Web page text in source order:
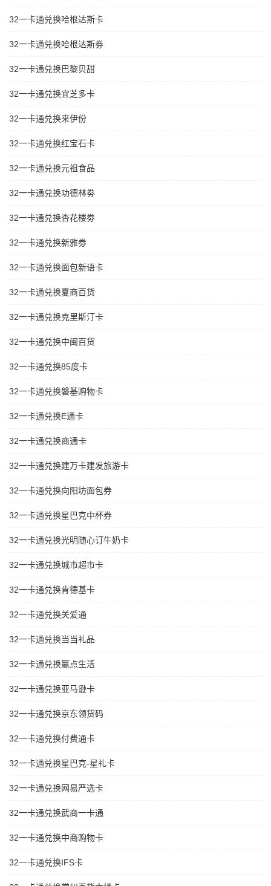
32一卡通兑换哈根达斯卡
32一卡通兑换哈根达斯劵
32一卡通兑换巴黎贝甜
32一卡通兑换宜芝多卡
32一卡通兑换来伊份
32一卡通兑换红宝石卡
32一卡通兑换元祖食品
32一卡通兑换功德林劵
32一卡通兑换杏花楼劵
32一卡通兑换新雅劵
32一卡通兑换面包新语卡
32一卡通兑换夏商百货
32一卡通兑换克里斯汀卡
32一卡通兑换中闽百货
32一卡通兑换85度卡
32一卡通兑换磐基购物卡
32一卡通兑换E通卡
32一卡通兑换商通卡
32一卡通兑换建万卡建发旅游卡
32一卡通兑换向阳坊面包券
32一卡通兑换星巴克中杯券
32一卡通兑换光明随心订牛奶卡
32一卡通兑换城市超市卡
32一卡通兑换肯德基卡
32一卡通兑换关爱通
32一卡通兑换当当礼品
32一卡通兑换赢点生活
32一卡通兑换亚马逊卡
32一卡通兑换京东领货码
32一卡通兑换付费通卡
32一卡通兑换星巴克-星礼卡
32一卡通兑换网易严选卡
32一卡通兑换武商一卡通
32一卡通兑换中商购物卡
32一卡通兑换IFS卡